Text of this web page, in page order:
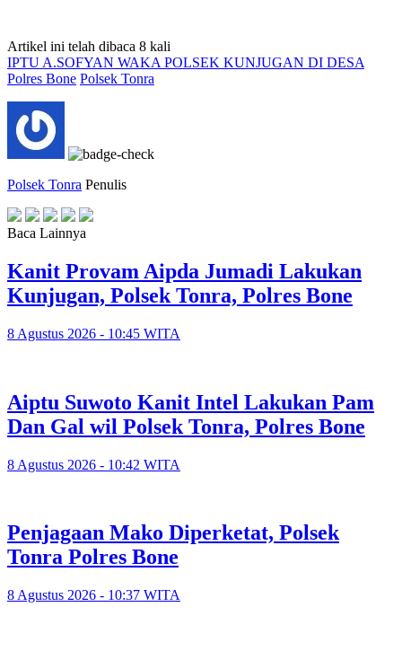
Artikel ini telah dibaca 8 kali
IPTU A.SOFYAN WAKA POLSEK KUNJUGAN DI DESA
Polres Bone Polsek Tonra
Polsek Tonra Penulis
Baca Lainnya
Kanit Provam Aipda Jumadi Lakukan
Kunjugan, Polsek Tonra, Polres Bone
8 Agustus 2026 - 10:45 WITA
Aiptu Suwoto Kanit Intel Lakukan Pam
Dan Gal wil Polsek Tonra, Polres Bone
8 Agustus 2026 - 10:42 WITA
Penjagaan Mako Diperketat, Polsek
Tonra Polres Bone
8 Agustus 2026 - 10:37 WITA